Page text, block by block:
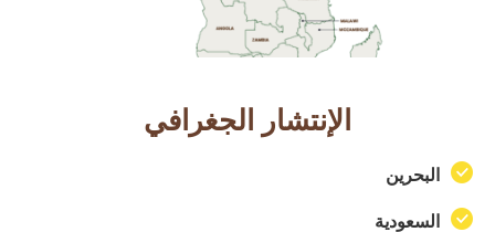
الإنتشار الجغرافي
البحرين
السعودية